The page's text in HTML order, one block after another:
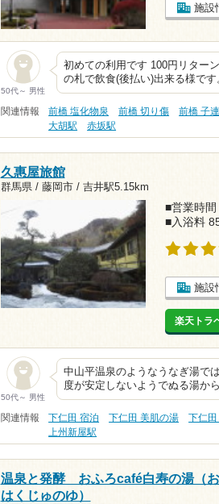
施設
50代～ 男性
初めての利用です 100円リター
の札で飲食(後払い)出来る様で
関連情報 前橋 塩化物泉 前橋 切り傷 前橋 子
大胡駅
赤坂駅
久惠屋旅館
群馬県 / 藤岡市 / 吉井駅5.15km
■営業時
■入浴料
施設
楽天トラ
50代～ 男性
中山平温泉のようなうなぎ湯で
度が安定しないようでぬる湯か
関連情報 下仁田 宿泊 下仁田 美肌の湯 下仁
上州新屋駅
温泉と発酵 おふろcafé白寿の湯（
はくじゅのゆ）